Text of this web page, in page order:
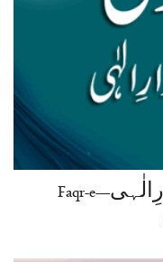
فقرِ محمدی عشق اور دیدارِالٰہی–Faqr-e-